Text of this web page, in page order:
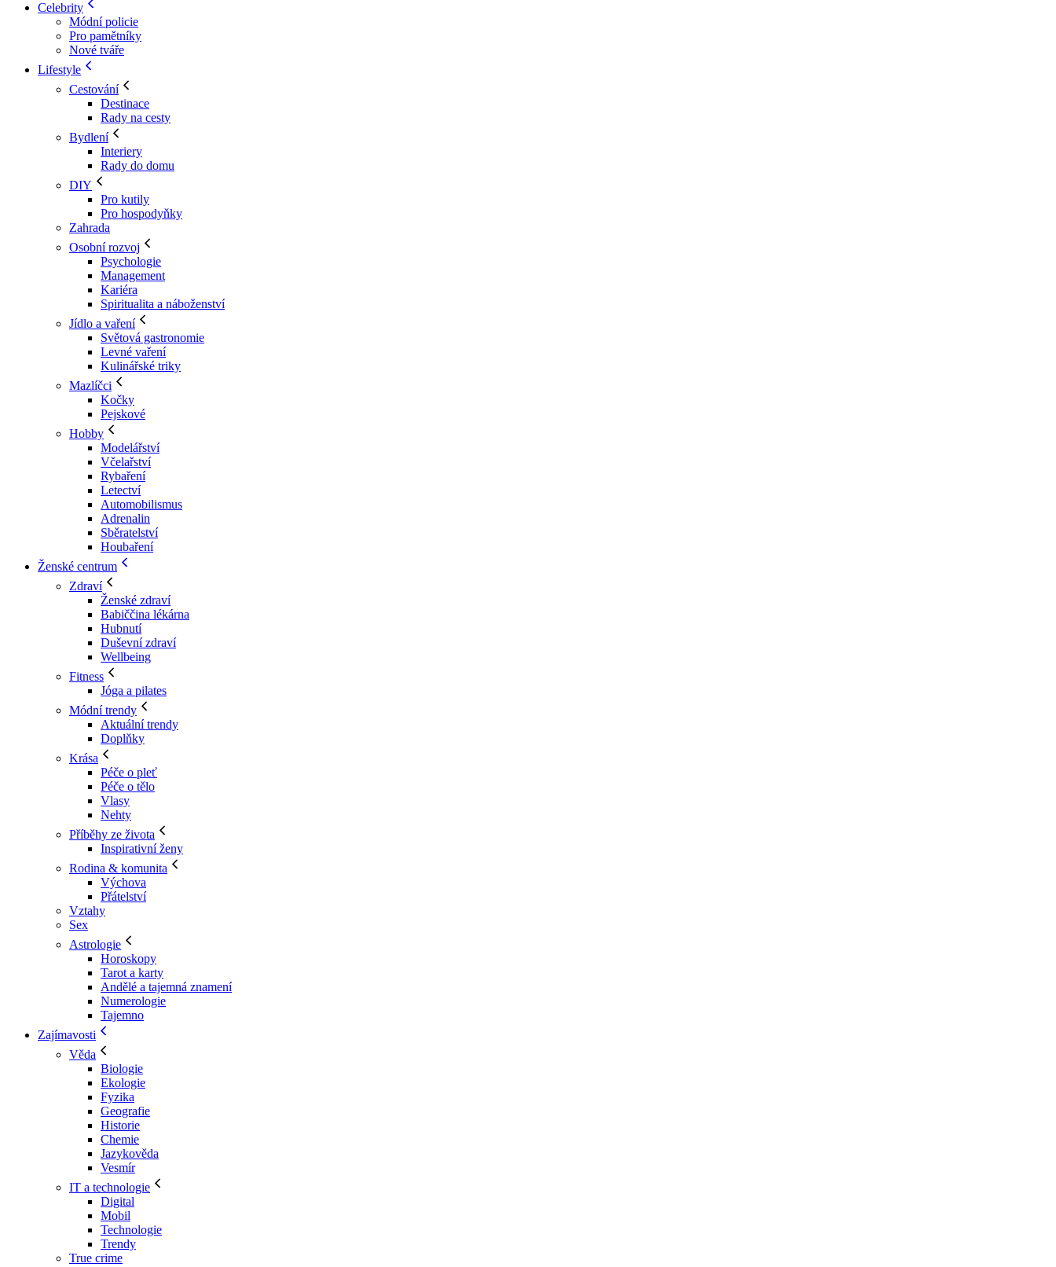
Celebrity
Módní policie
Pro pamětníky
Nové tváře
Lifestyle
Cestování
Destinace
Rady na cesty
Bydlení
Interiery
Rady do domu
DIY
Pro kutily
Pro hospodyňky
Zahrada
Osobní rozvoj
Psychologie
Management
Kariéra
Spiritualita a náboženství
Jídlo a vaření
Světová gastronomie
Levné vaření
Kulinářské triky
Mazlíčci
Kočky
Pejskové
Hobby
Modelářství
Včelařství
Rybaření
Letectví
Automobilismus
Adrenalin
Sběratelství
Houbaření
Ženské centrum
Zdraví
Ženské zdraví
Babiččina lékárna
Hubnutí
Duševní zdraví
Wellbeing
Fitness
Jóga a pilates
Módní trendy
Aktuální trendy
Doplňky
Krása
Péče o pleť
Péče o tělo
Vlasy
Nehty
Příběhy ze života
Inspirativní ženy
Rodina & komunita
Výchova
Přátelství
Vztahy
Sex
Astrologie
Horoskopy
Tarot a karty
Andělé a tajemná znamení
Numerologie
Tajemno
Zajímavosti
Věda
Biologie
Ekologie
Fyzika
Geografie
Historie
Chemie
Jazykověda
Vesmír
IT a technologie
Digital
Mobil
Technologie
Trendy
True crime